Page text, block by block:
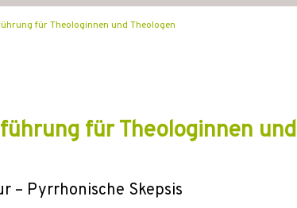
für Theologinnen und Theologen
für Theologinnen und
– Pyrrhonische Skepsis